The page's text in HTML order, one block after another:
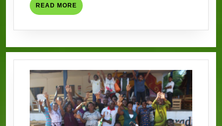
métier
READ MORE READ
MORE